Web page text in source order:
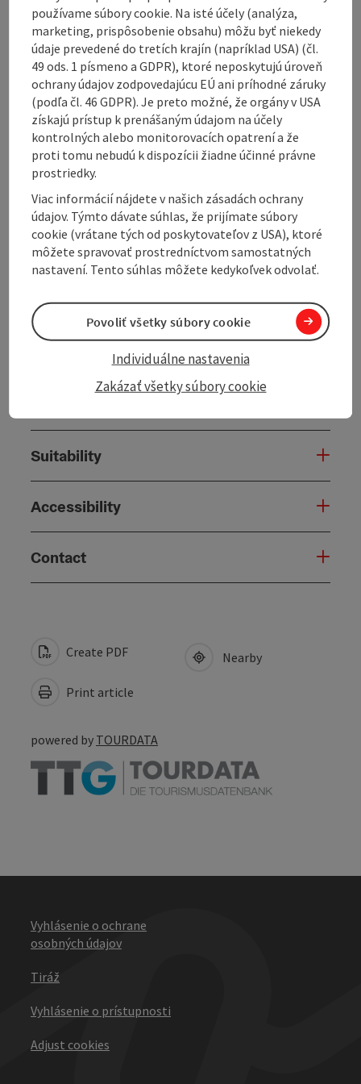
Enjoy this relaxing circular route and let yourself be
enchanted by the natural beauty of the Osternach and
Antiesen.
TIPS
📌
Refreshment stops
📌 What's going on inOrt im Innkreis
This is a ...
Display complete description
Tour and route information
Along the trail
Suitability
Accessibility
Contact
Create PDF
Print article
Nearby
powered by TOURDATA
Vyhlásenie o ochrane
osobných údajov
Tiráž
Vyhlásenie o prístupnosti
Adjust cookies
používame súbory cookie. Na isté účely (analýza,
marketing, prispôsobenie obsahu) môžu byť niekedy
údaje prevedené do tretích krajín (napríklad USA) (čl.
49 ods. 1 písmeno a GDPR), ktoré neposkytujú úroveň
ochrany údajov zodpovedajúcu EÚ ani príhodné záruky
(podľa čl. 46 GDPR). Je preto možné, že orgány v USA
získajú prístup k prenášaným údajom na účely
kontrolných alebo monitorovacích opatrení a že
proti tomu nebudú k dispozícii žiadne účinné právne
prostriedky.
Viac informácií nájdete v našich zásadách ochrany
údajov. Týmto dávate súhlas, že prijímate súbory
cookie (vrátane tých od poskytovateľov z USA), ktoré
môžete spravovať prostredníctvom samostatných
nastavení. Tento súhlas môžete kedykoľvek odvolať.
Zakázať všetky súbory cookie
Individuálne nastavenia
Povoliť všetky súbory cookie